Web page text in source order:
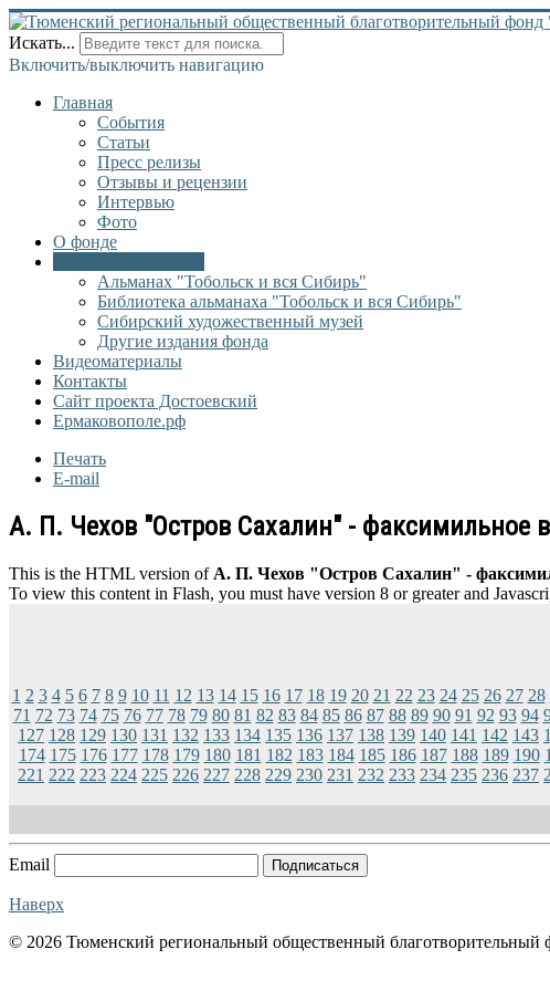
Искать...
Включить/выключить навигацию
Главная
События
Статьи
Пресс релизы
Отзывы и рецензии
Интервью
Фото
О фонде
Альманах "Тобольск и вся Сибирь"
Библиотека альманаха "Тобольск и вся Сибирь"
Сибирский художественный музей
Другие издания фонда
Видеоматериалы
Контакты
Сайт проекта Достоевский
Ермаковополе.рф
Печать
E-mail
А. П. Чехов "Остров Сахалин" - факсимильное
This is the HTML version of А. П. Чехов "Остров Сахалин" -
To view this content in Flash, you must have version 8 or greater and
1 2 3 4 5 6 7 8 9 10 11 12 13 14 15 16 17 18 19 20 21 22 23 24 25 26 27 28
71 72 73 74 75 76 77 78 79 80 81 82 83 84 85 86 87 88 89 90 91 92 93 94
127 128 129 130 131 132 133 134 135 136 137 138 139 140 141 142 143
174 175 176 177 178 179 180 181 182 183 184 185 186 187 188 189 190
221 222 223 224 225 226 227 228 229 230 231 232 233 234 235 236 237
Email Подписаться
Наверх
© 2026 Тюменский региональный общественный благотворительный